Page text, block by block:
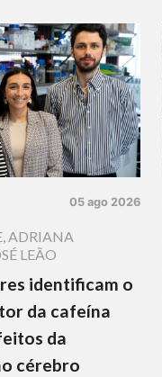
05 ago 2026
ADRIANA
LEÃO
identificam o
da cafeína
da
cérebro